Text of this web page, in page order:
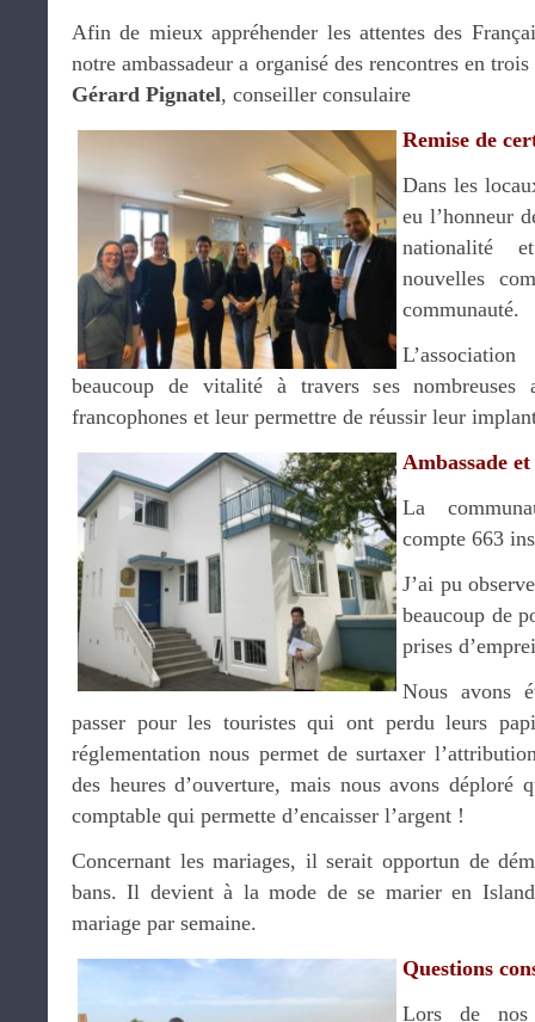
Afin de mieux appréhender les attentes des
notre ambassadeur a organisé des rencontres en
Gérard Pignatel, conseiller consulaire
Remise de
Dans les
eu l’honneur
nationalité
nouvelles
communauté.
beaucoup de vitalité à travers ses
francophones et leur permettre de réussir leur
Ambassade
La
compte 663
J’ai pu
beaucoup de
prises
Nous avons
passer pour les touristes qui ont perdu leurs
réglementation nous permet de surtaxer
des heures d’ouverture, mais nous avons déploré
comptable qui permette d’encaisser l’argent !
Concernant les mariages, il serait opportun de
bans. Il devient à la mode de se marier en
mariage par semaine.
Questions
Lors de nos